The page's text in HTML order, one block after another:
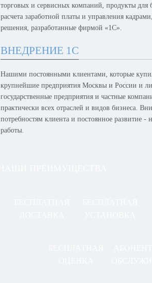
торговых и сервисных компаний, продукты для
расчета заработной платы и управления
решения, разработанные фирмой «1С».
ВНЕДРЕНИЕ 1С
Нашими постоянными клиентами, которые
крупнейшие предприятия Москвы и России и
государственные предприятия и частные
практически всех отраслей и видов бизнеса.
потребностям клиента и постоянное развитие
работы.